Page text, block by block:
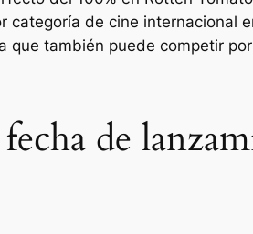
categoría de cine internacional
que también puede competir
de